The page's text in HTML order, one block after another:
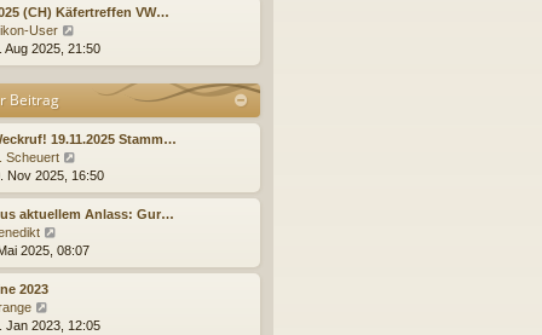
r
g
e
a
g
e
s
t
e
r
B
e
i
t
r
a
g
(CH) Käfertreffen VW…
User
e
u
e
t
e
B
e
i
r
a
Aug 2025, 21:50
Beitrag
19.11.2025 Stamm…
Scheuert
e
u
e
t
e
e
Nov 2025, 16:50
aktuellem Anlass: Gur…
e
u
t
2025, 08:07
2023
e
Jan 2023, 12:05